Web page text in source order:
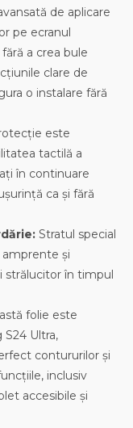
de aplicare
pe ecranul
a crea bule
clare de
o instalare fără
este
tactilă a
în continuare
ca și fără
Stratul special
și
strălucitor în timpul
folie este
Ultra,
contururilor și
inclusiv
accesibile și